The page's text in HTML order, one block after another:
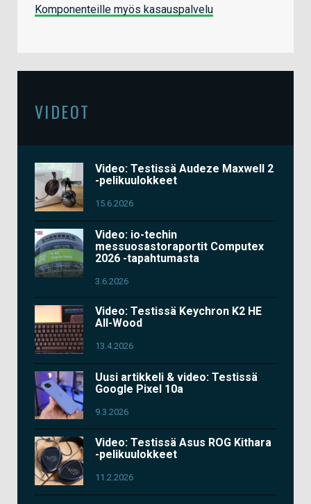
Komponenteille myös kasauspalvelu
VIDEOT
Video: Testissä Audeze Maxwell 2
-pelikuulokkeet
15.6.2026
Video: io-techin
messuosastoraportit Computex
2026 -tapahtumasta
3.6.2026
Video: Testissä Keychron K2 HE
All-Wood
13.4.2026
Uusi artikkeli & video: Testissä
Google Pixel 10a
9.3.2026
Video: Testissä Asus ROG Kithara
-pelikuulokkeet
11.2.2026